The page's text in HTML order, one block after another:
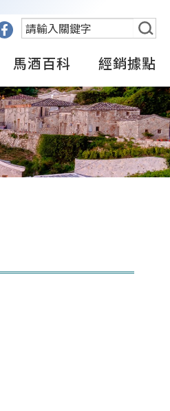
搜
尋
馬酒百科 經銷據點